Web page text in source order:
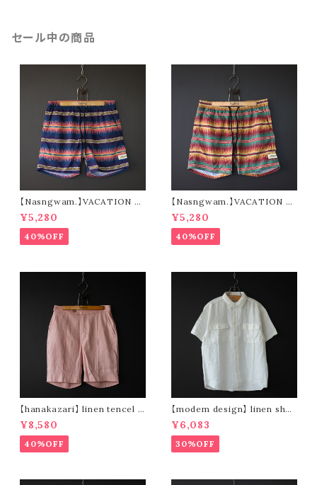
セール中の商品
【Nasngwam.】VACATION S
HORTS (navy)
¥5,280
40%OFF
【Nasngwam.】VACATION S
HORTS (green)
¥5,280
40%OFF
【hanakazari】 linen tencel s
hort pants (pink)
¥8,580
40%OFF
【modem design】 linen shor
t sleeve shirt (white)
¥6,083
30%OFF